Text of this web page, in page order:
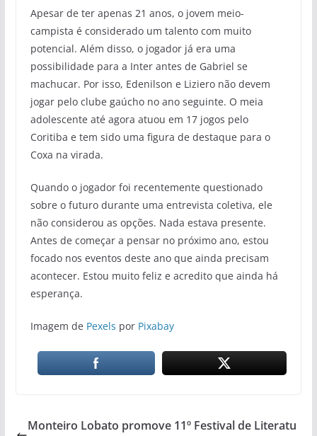
Apesar de ter apenas 21 anos, o jovem meio-
campista é considerado um talento com muito
potencial. Além disso, o jogador já era uma
possibilidade para a Inter antes de Gabriel se
machucar. Por isso, Edenilson e Liziero não devem
jogar pelo clube gaúcho no ano seguinte. O meia
adolescente até agora atuou em 17 jogos pelo
Coritiba e tem sido uma figura de destaque para o
Coxa na virada.
Quando o jogador foi recentemente questionado
sobre o futuro durante uma entrevista coletiva, ele
não considerou as opções. Nada estava presente.
Antes de começar a pensar no próximo ano, estou
focado nos eventos deste ano que ainda precisam
acontecer. Estou muito feliz e acredito que ainda há
esperança.
Imagem de Pexels por Pixabay
Monteiro Lobato promove 11º Festival de Literatu